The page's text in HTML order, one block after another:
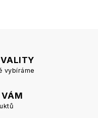
vybíráme
VÁM